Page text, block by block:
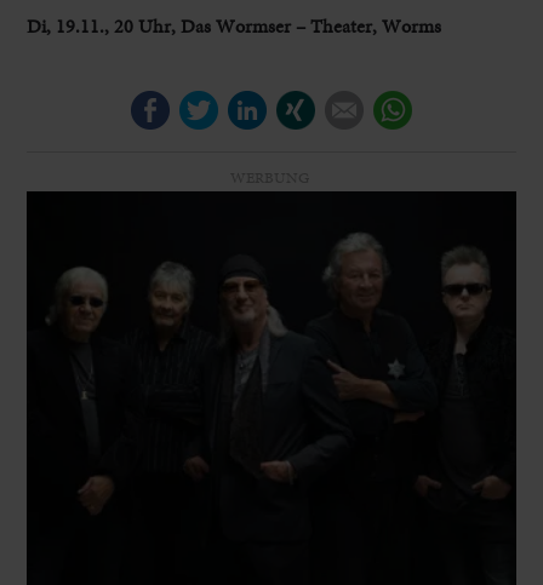
Di, 19.11., 20 Uhr, Das Wormser – Theater, Worms
FacebookTwitterLinkedIn E-mail